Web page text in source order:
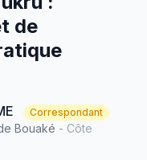
de
Correspondant
Bouaké - Côte